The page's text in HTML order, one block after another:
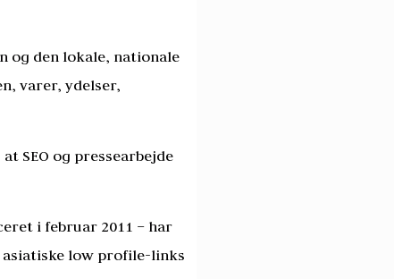
og den lokale, nationale
varer, ydelser,
SEO og pressearbejde
i februar 2011 – har
asiatiske low profile-links